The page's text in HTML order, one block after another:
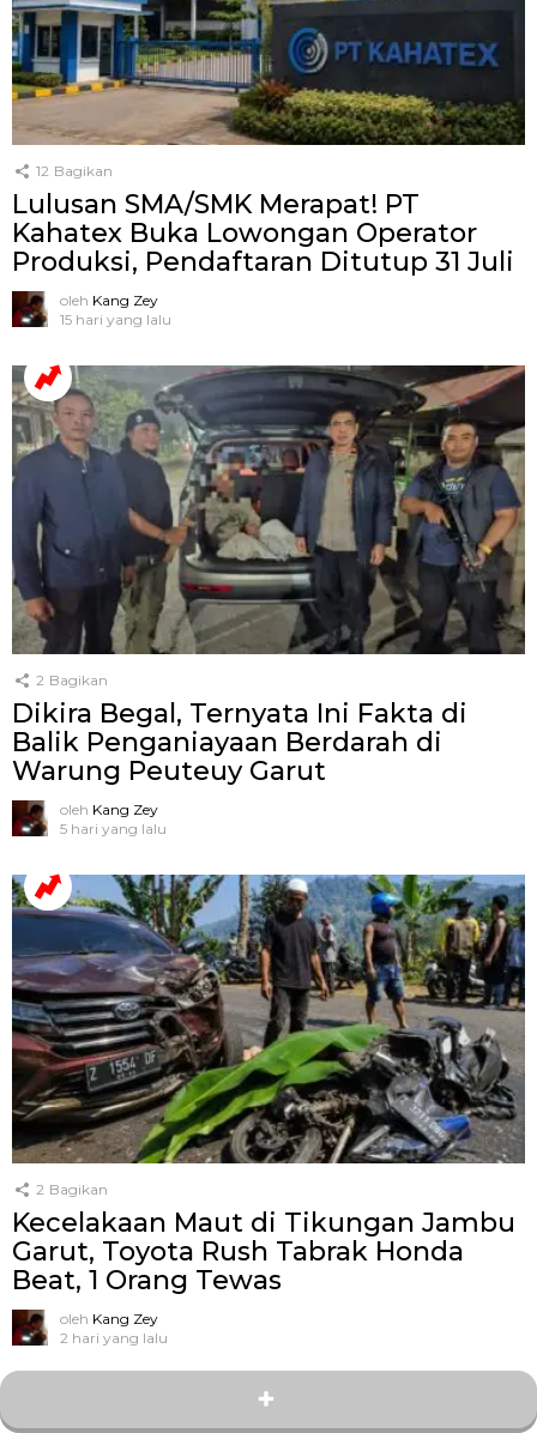
12 Bagikan
Lulusan SMA/SMK Merapat! PT
Kahatex Buka Lowongan Operator
Produksi, Pendaftaran Ditutup 31 Juli
oleh Kang Zey
15 hari yang lalu
2 Bagikan
Dikira Begal, Ternyata Ini Fakta di
Balik Penganiayaan Berdarah di
Warung Peuteuy Garut
oleh Kang Zey
5 hari yang lalu
2 Bagikan
Kecelakaan Maut di Tikungan Jambu
Garut, Toyota Rush Tabrak Honda
Beat, 1 Orang Tewas
oleh Kang Zey
2 hari yang lalu